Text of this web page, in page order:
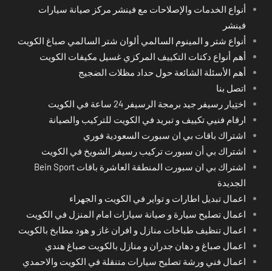
أنواع الخدمات والإصلاحات مع فينشر مركز صيانة سيارات
فينشر
أنواع شتر و المينوم السالمي ألوان شتر السالمي صباغ الكويت
أهم أنواع دكتات التكييف المركزي غسيل مكيفات الكويت
أهم الأسئلة الشائعة حول حداد مظلات الضجيج
اتصل بنا
اختِيار رسيفر جيد برمجة الرسيفر 24 ساعة في الكويت
ارقام فنيي تكييف و تبريد في الكويت للتركيب والصيانة
اشتراك باقات بي ان سبورت السعودية فوري
اشتراك بي أن سبورت تركيب رسيفر الشويخ في الكويت
اشتراك بي ان سبورت المنطقة العاشرة باقات Bein Sport
الجديدة
اعمال تبديل اطارات و تواير في الكويت و الجهراء
اعمال تصليح سيارة و صيانة سيارات امام المنزل في الكويت
اعمال تنظيف طباخات منازل و افران غاز و هود مطابخ بالكويت
اعمال صباغ و دهان جدران و منازل بالكويت صباغ هندي
اعمال فني ورشة تصليح سيارات متنقلة في الكويت والاحمدي